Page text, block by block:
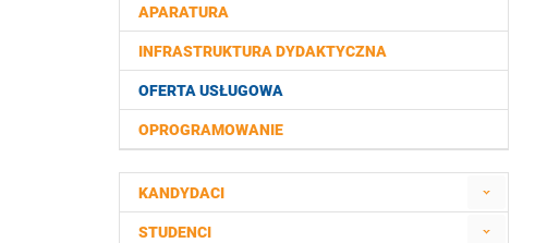
APARATURA
INFRASTRUKTURA DYDAKTYCZNA
OFERTA USŁUGOWA
OPROGRAMOWANIE
KANDYDACI
STUDENCI